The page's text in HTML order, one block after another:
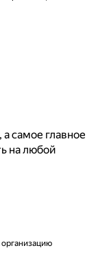
самое главное
на любой
организацию